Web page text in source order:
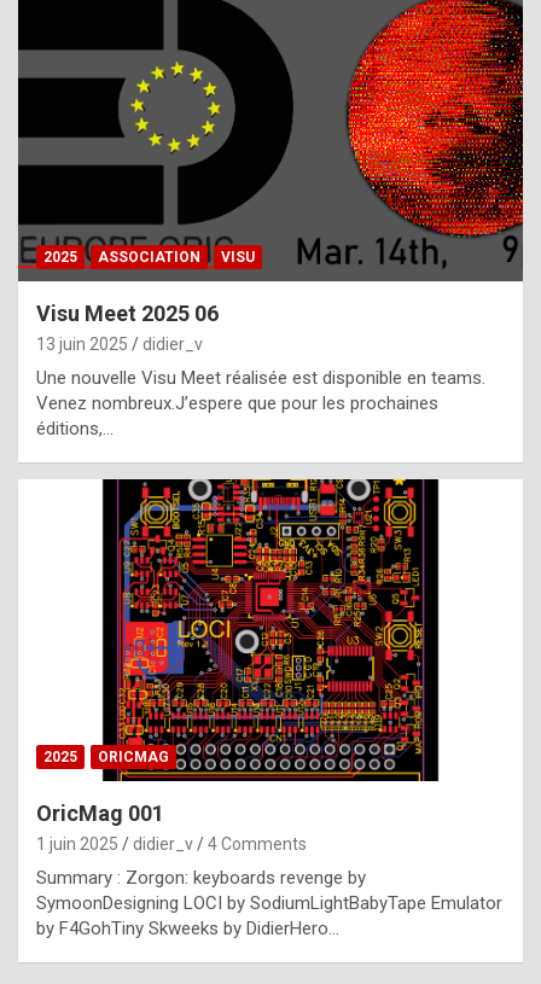
h
a
t
t
e
b
e
s
t
p
h
o
n
y
l
e
x
2025 ASSOCIATION VISU
Visu Meet 2025 06
13 juin 2025 didier_v
Une nouvelle Visu Meet réalisée est disponible en teams.
Venez nombreux.J’espere que pour les prochaines
éditions,…
2025 ORICMAG
OricMag 001
1 juin 2025 didier_v 4 Comments
Summary : Zorgon: keyboards revenge by
SymoonDesigning LOCI by SodiumLightBabyTape Emulator
by F4GohTiny Skweeks by DidierHero…